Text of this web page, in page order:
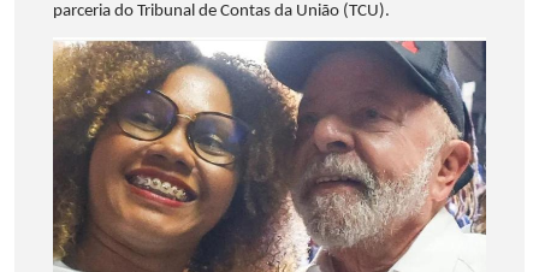
parceria do Tribunal de Contas da União (TCU).